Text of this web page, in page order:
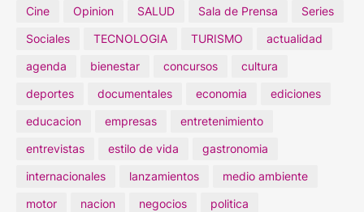
Cine Opinion SALUD Sala de Prensa
Series
Sociales
TECNOLOGIA TURISMO
actualidad
agenda
bienestar concursos
cultura
deportes
documentales economia
ediciones
educacion
empresas
entretenimiento
entrevistas
estilo de vida
gastronomia
internacionales
lanzamientos
medio ambiente
motor
nacion negocios
politica